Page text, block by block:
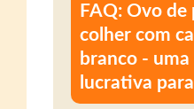
FAQ: Ovo de
colher com
branco - uma
lucrativa